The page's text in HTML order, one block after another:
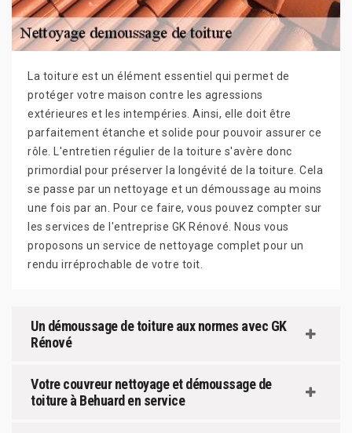
La toiture est un élément essentiel qui permet de
protéger votre maison contre les agressions
extérieures et les intempéries. Ainsi, elle doit être
parfaitement étanche et solide pour pouvoir assurer ce
rôle. L'entretien régulier de la toiture s'avère donc
primordial pour préserver la longévité de la toiture. Cela
se passe par un nettoyage et un démoussage au moins
une fois par an. Pour ce faire, vous pouvez compter sur
les services de l'entreprise GK Rénové. Nous vous
proposons un service de nettoyage complet pour un
rendu irréprochable de votre toit.
Un démoussage de toiture aux normes avec GK
Rénové
Votre couvreur nettoyage et démoussage de
toiture à Behuard en service